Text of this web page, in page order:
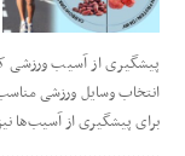
پیشگیری از آسیب
انتخاب وسایل ورزشی
برای پیشگیری از آسیب‌ها